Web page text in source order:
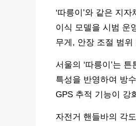
‘따릉이’와 같은 지
이식 모델을 시범 운
무게, 안장 조절 범
서울의 ‘따릉이’는
특성을 반영하여 방
GPS 추적 기능이 강
자전거 핸들바의 각